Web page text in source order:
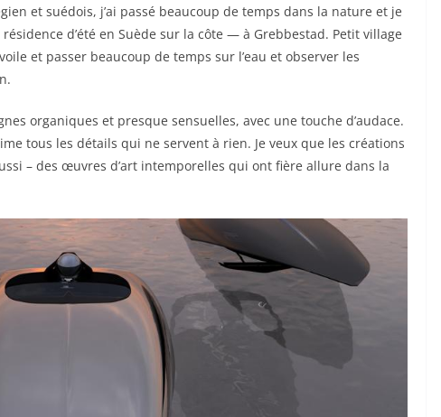
et suédois, j’ai passé beaucoup de temps dans la nature et je
d’été en Suède sur la côte — à Grebbestad. Petit village
et passer beaucoup de temps sur l’eau et observer les
organiques et presque sensuelles, avec une touche d’audace.
tous les détails qui ne servent à rien. Je veux que les créations
– des œuvres d’art intemporelles qui ont fière allure dans la